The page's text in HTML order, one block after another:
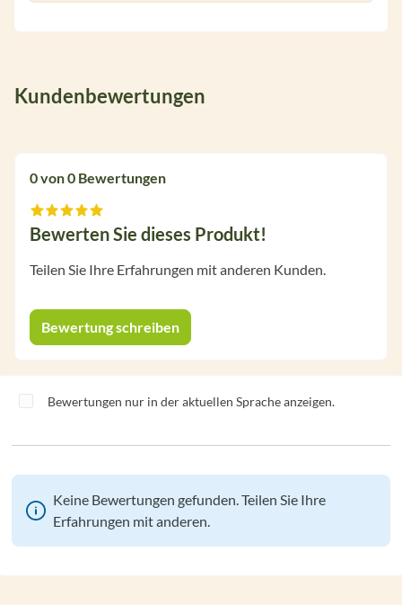
Kundenbewertungen
0 von 0 Bewertungen
Durchschnittliche Bewertung von 0 von 5 Sternen
Bewerten Sie dieses Produkt!
Teilen Sie Ihre Erfahrungen mit anderen Kunden.
Bewertung schreiben
Bewertungen nur in der aktuellen Sprache anzeigen.
Keine Bewertungen gefunden. Teilen Sie Ihre
Erfahrungen mit anderen.